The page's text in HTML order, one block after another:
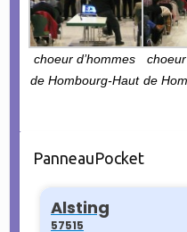
choeur d’hommes
de Hombourg-Haut de
PanneauPocket